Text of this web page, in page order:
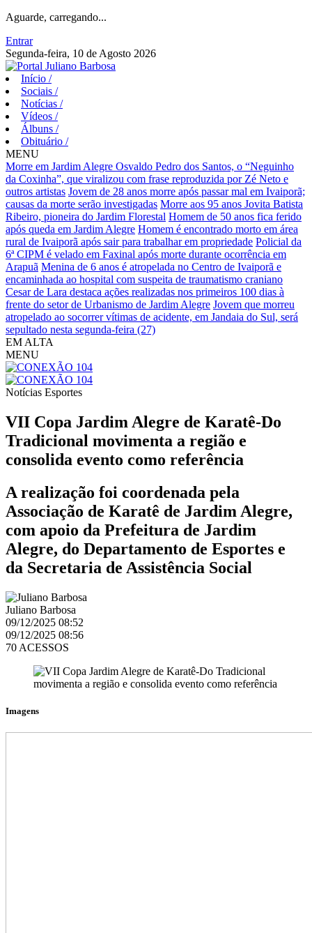
Aguarde, carregando...
Entrar
Segunda-feira, 10 de Agosto 2026
Início /
Sociais /
Notícias /
Vídeos /
Álbuns /
Obituário /
MENU
Morre em Jardim Alegre Osvaldo Pedro dos Santos, o “Neguinho
da Coxinha”, que viralizou com frase reproduzida por Zé Neto e
outros artistas Jovem de 28 anos morre após passar mal em Ivaiporã;
causas da morte serão investigadas Morre aos 95 anos Jovita Batista
Ribeiro, pioneira do Jardim Florestal Homem de 50 anos fica ferido
após queda em Jardim Alegre Homem é encontrado morto em área
rural de Ivaiporã após sair para trabalhar em propriedade Policial da
6ª CIPM é velado em Faxinal após morte durante ocorrência em
Arapuã Menina de 6 anos é atropelada no Centro de Ivaiporã e
encaminhada ao hospital com suspeita de traumatismo craniano
Cesar de Lara destaca ações realizadas nos primeiros 100 dias à
frente do setor de Urbanismo de Jardim Alegre Jovem que morreu
atropelado ao socorrer vítimas de acidente, em Jandaia do Sul, será
sepultado nesta segunda-feira (27)
EM ALTA
MENU
Notícias Esportes
VII Copa Jardim Alegre de Karatê-Do
Tradicional movimenta a região e
consolida evento como referência
A realização foi coordenada pela
Associação de Karatê de Jardim Alegre,
com apoio da Prefeitura de Jardim
Alegre, do Departamento de Esportes e
da Secretaria de Assistência Social
Juliano Barbosa
09/12/2025 08:52
09/12/2025 08:56
70 ACESSOS
Imagens